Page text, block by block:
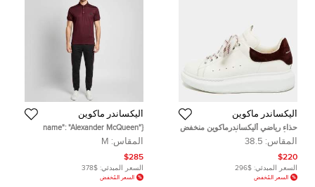
أليكساندر ماكوين
حذاء رياضي أليكساندرماكوين منخفض
مقاس 46
المقاس: 38.5
$220
السعر المبدئي: $296
السعر المُخفض
أليكساندر ماكوين
{"name": "Alexander McQueen
Burgundy Cotton Polo T-Shirt &
Jogger Pants Set M/XXL",
بورغندي وسروال رياضي من ألكسندر
ماكوين مقاس متوسط - ميديوم/
مقاس ضخم جدًا - إكس إكس لارج"}
المقاس: M
$285
السعر المبدئي: $378
السعر المُخفض